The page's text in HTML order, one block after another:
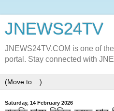
JNEWS24TV
JNEWS24TV.COM is one of
portal. Stay connected with
Saturday, 14 February 2026